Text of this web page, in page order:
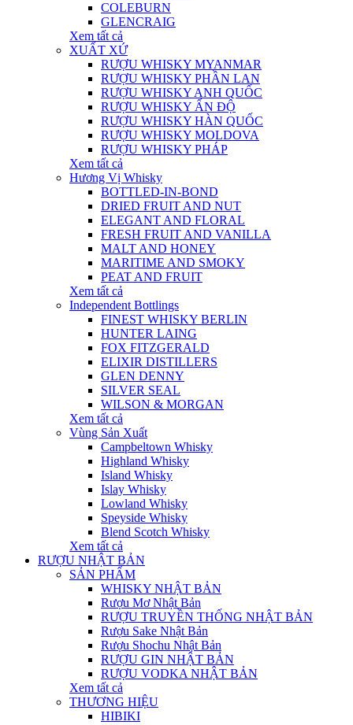
COLEBURN
GLENCRAIG
Xem tất cả
XUẤT XỨ
RƯỢU WHISKY MYANMAR
RƯỢU WHISKY PHẦN LAN
RƯỢU WHISKY ANH QUỐC
RƯỢU WHISKY ẤN ĐỘ
RƯỢU WHISKY HÀN QUỐC
RƯỢU WHISKY MOLDOVA
RƯỢU WHISKY PHÁP
Xem tất cả
Hương Vị Whisky
BOTTLED-IN-BOND
DRIED FRUIT AND NUT
ELEGANT AND FLORAL
FRESH FRUIT AND VANILLA
MALT AND HONEY
MARITIME AND SMOKY
PEAT AND FRUIT
Xem tất cả
Independent Bottlings
FINEST WHISKY BERLIN
HUNTER LAING
FOX FITZGERALD
ELIXIR DISTILLERS
GLEN DENNY
SILVER SEAL
WILSON & MORGAN
Xem tất cả
Vùng Sản Xuất
Campbeltown Whisky
Highland Whisky
Island Whisky
Islay Whisky
Lowland Whisky
Speyside Whisky
Blend Scotch Whisky
Xem tất cả
RƯỢU NHẬT BẢN
SẢN PHẨM
WHISKY NHẬT BẢN
Rượu Mơ Nhật Bản
RƯỢU TRUYỀN THỐNG NHẬT BẢN
Rượu Sake Nhật Bản
Rượu Shochu Nhật Bản
RƯỢU GIN NHẬT BẢN
RƯỢU VODKA NHẬT BẢN
Xem tất cả
THƯƠNG HIỆU
HIBIKI